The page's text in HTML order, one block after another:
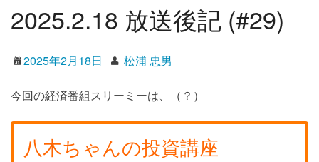
2025.2.18 放送後記 (#29)
2025年2月18日 松浦 忠男
今回の経済番組スリーミーは、（？）
八木ちゃんの投資講座